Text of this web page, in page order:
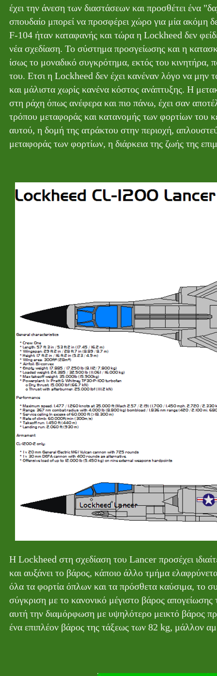
Η Lockheed στη σχεδίαση του Lancer προσέχει
και αυξάνει το βάρος, κάποιο άλλο τμήμα
όλα τα φορτία όπλων και τα πρόσθετα καύσιμα, το
σύγκριση με το κανονικό μέγιστο βάρος
αυτή την διαμόρφωση με υψηλότερο μεικτό βάρος
ένα επιπλέον βάρος της τάξεως των 82 kg, μάλλον
έχει την άνεση των διαστάσεων και προσθέτει ένα
σπουδαίο μπορεί να προσφέρει χώρο για μία
F-104 ήταν καταφανής και τώρα η Lockheed δεν
νέα σχεδίαση. Το σύστημα προσγείωσης και η
ίσως το μοναδικό συγκρότημα, εκτός του κινητήρα,
του. Ετσι η Lockheed δεν έχει κανέναν λόγο να μην
και μάλιστα χωρίς κανένα κόστος ανάπτυξης. Η
στη ράχη όπως ανέφερα και πιο πάνω, έχει σαν
τρόπου μεταφοράς και κατανομής των φορτίων του
αυτού, η δομή της ατράκτου στην περιοχή,
μεταφοράς των φορτίων, η διάρκεια της ζωής της